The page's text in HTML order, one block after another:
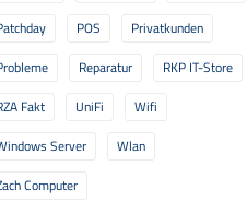
POS
Privatkunden
Reparatur
RKP IT-Store
Fakt
UniFi
Wifi
Server
Wlan
Computer